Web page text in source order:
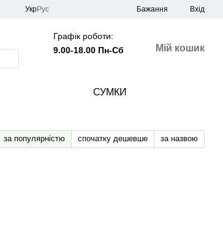
УкрРус Бажання Вхід
Графік роботи:
9.00-18.00 Пн-Сб
Мій кошик
СУМКИ
за популярністю спочатку дешевше за назвою